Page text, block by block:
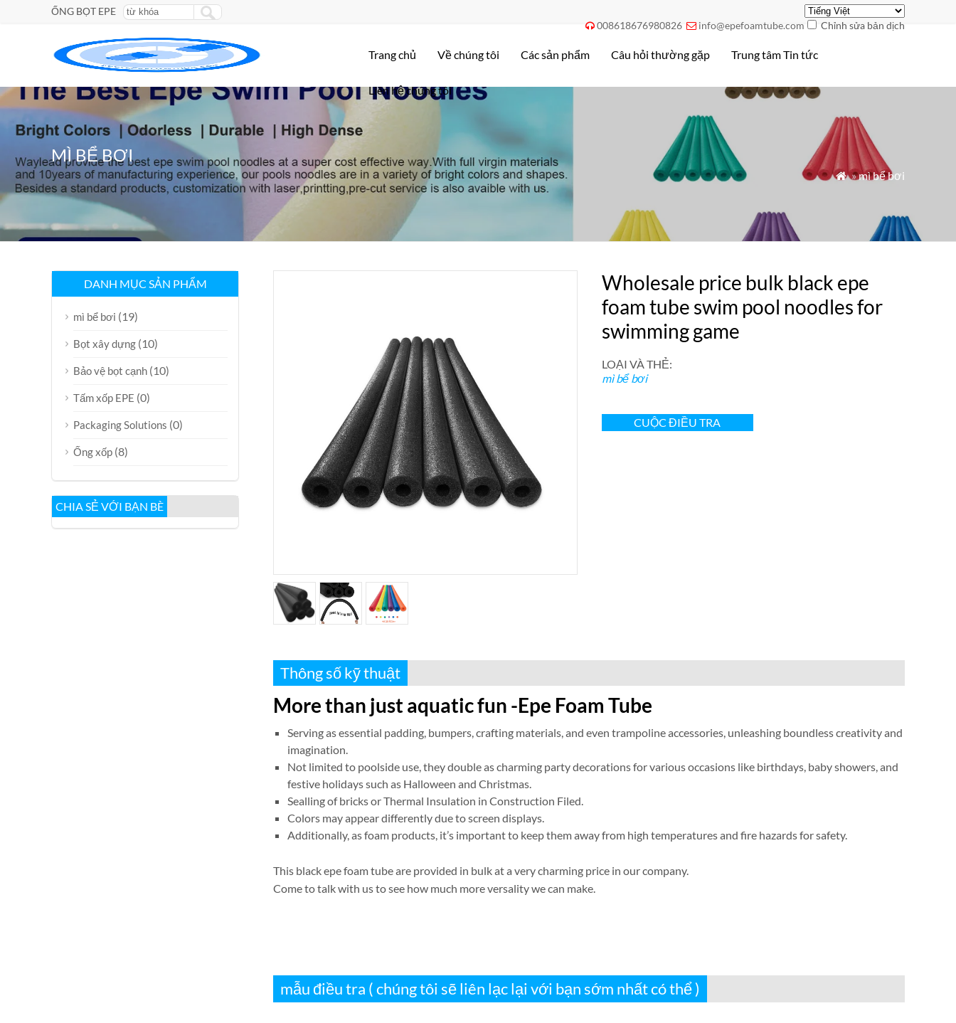
ỐNG BỌT EPE
 008618676980826  info@epefoamtube.com Chỉnh sửa bản dịch
Trang chủ Về chúng tôi Các sản phẩm Câu hỏi thường gặp Trung tâm Tin tức
Liên hệ chúng tôi
MÌ BỂ BƠI
 »mì bể bơi
Wholesale price bulk black epe
foam tube swim pool noodles for
swimming game
LOẠI VÀ THẺ:
mì bể bơi
CUỘC ĐIỀU TRA
Thông số kỹ thuật
More than just aquatic fun -Epe Foam Tube
Serving as essential padding, bumpers,crafting materials,and even trampoline accessories, unleashing boundless creativity and
imagination.
Not limited to poolside use,they double as charming party decorations for various occasions like birthdays, baby showers,and
festive holidays such as Halloween and Christmas.
Sealling of bricks or Thermal Insulation in Construction Filed.
Colors may appear differently due to screen displays.
Additionally,as foam products, it’s important to keep them away from high temperatures and fire hazards for safety.
This black epe foam tube are provided in bulk at a very charming price in our company.
Come to talk with us to see how much more versality we can make.
mẫu điều tra ( chúng tôi sẽ liên lạc lại với bạn sớm nhất có thể )
DANH MỤC SẢN PHẨM
mì bể bơi (19)
Bọt xây dựng (10)
Bảo vệ bọt cạnh (10)
Tấm xốp EPE (0)
Packaging Solutions (0)
Ống xốp (8)
CHIA SẺ VỚI BẠN BÈ